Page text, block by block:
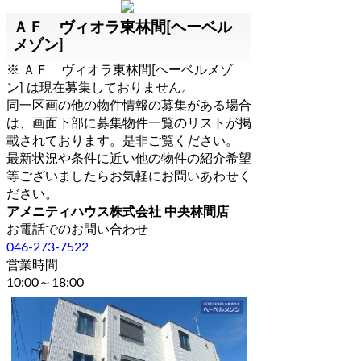
ＡＦ ヴィオラ東林間[ヘーベル
メゾン]
※ ＡＦ ヴィオラ東林間[ヘーベルメゾ
ン] は現在募集しておりません。
同一区画の他の物件情報の募集がある場合
は、画面下部に募集物件一覧のリストが掲
載されております。是非ご覧ください。
最新状況や条件に近い他の物件の紹介希望
等ございましたらお気軽にお問いあわせく
ださい。
アメニティハウス株式会社 中央林間店
お電話でのお問い合わせ
046-273-7522
営業時間
10:00～18:00